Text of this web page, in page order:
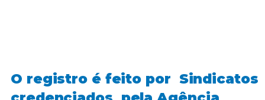
O registro é feito por Sindicatos